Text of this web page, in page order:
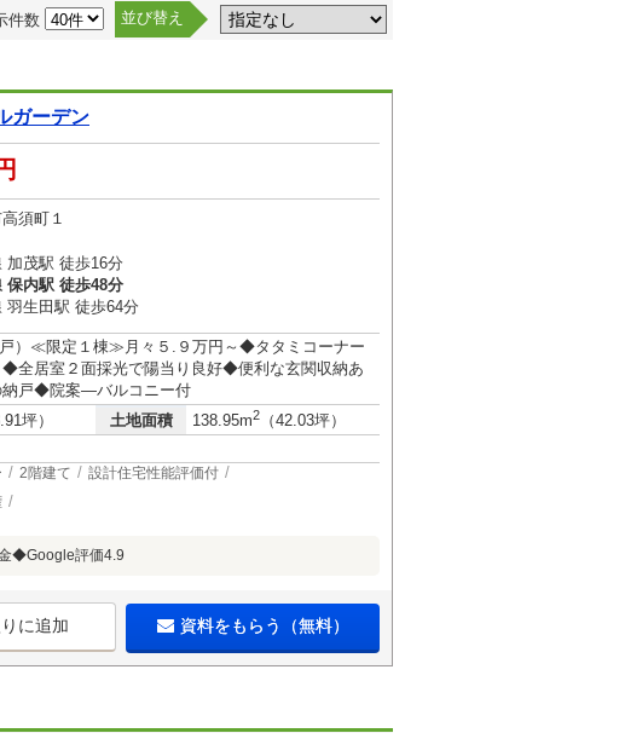
件数 並び替え
ガーデン
須町１
加茂駅 徒歩16分
保内駅 徒歩48分
羽生田駅 徒歩64分
）≪限定１棟≫月々５.９万円～◆タタミコーナー
◆全居室２面採光で陽当り良好◆便利な玄関収納あ
戸◆院案―バルコニー付
坪） 土地面積 138.95m2
（42.03坪）
2階建て
設計住宅性能評価付
◆Google評価4.9
に追加 資料をもらう（無料）